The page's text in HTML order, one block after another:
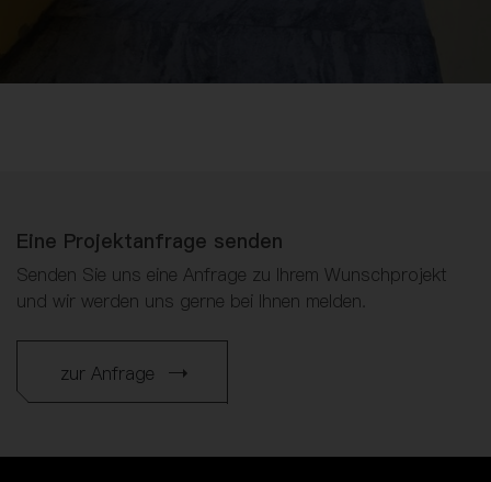
Eine Projektanfrage senden
Senden Sie uns eine Anfrage zu Ihrem Wunschprojekt
und wir werden uns gerne bei Ihnen melden.
zur Anfrage